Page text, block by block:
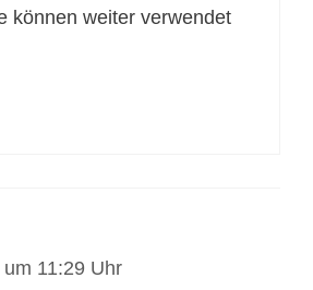
können weiter verwendet
11:29 Uhr